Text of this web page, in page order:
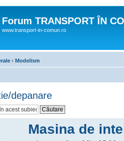
Forum TRANSPORT ÎN
www.transport-in-comun.ro
‹ Modelism
depanare
Masina de